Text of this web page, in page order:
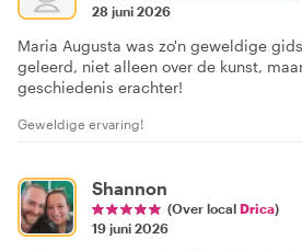
28 juni 2026
Maria Augusta was zo'n geweldige
geleerd, niet alleen over de kunst,
geschiedenis erachter!
Geweldige ervaring!
Shannon
(Over local Drica)
19 juni 2026